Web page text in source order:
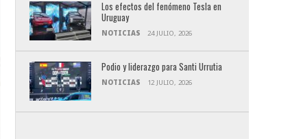
Los efectos del fenómeno Tesla en
Uruguay
NOTICIAS 24 JULIO, 2026
Podio y liderazgo para Santi Urrutia
NOTICIAS 12 JULIO, 2026